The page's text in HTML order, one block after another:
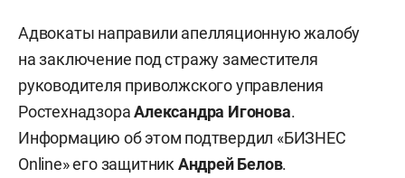
Адвокаты направили апелляционную жалобу
на заключение под стражу заместителя
руководителя приволжского управления
РостехнадзораАлександра Игонова.
Информацию об этом подтвердил «БИЗНЕС
Online» его защитник Андрей Белов.